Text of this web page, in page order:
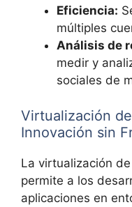
Eficiencia:
múltiples
Análisis de
medir y
sociales de
Virtualización
Innovación sin
La virtualización
permite a los
aplicaciones en